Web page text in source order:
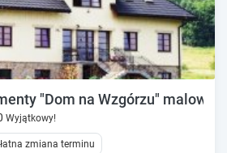
"Dom na Wzgórzu"
Wyjątkowy!
zmiana terminu